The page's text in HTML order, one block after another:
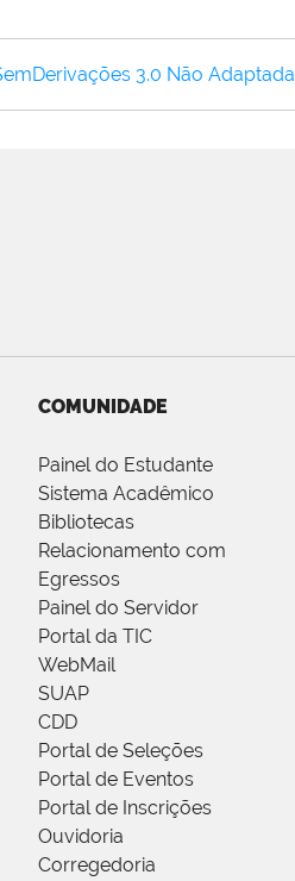
3.0 Não Adaptada
COMUNIDADE
Painel do Estudante
Sistema Acadêmico
Bibliotecas
Relacionamento com
Egressos
Painel do Servidor
Portal da TIC
WebMail
SUAP
CDD
Portal de Seleções
Portal de Eventos
Portal de Inscrições
Ouvidoria
Corregedoria